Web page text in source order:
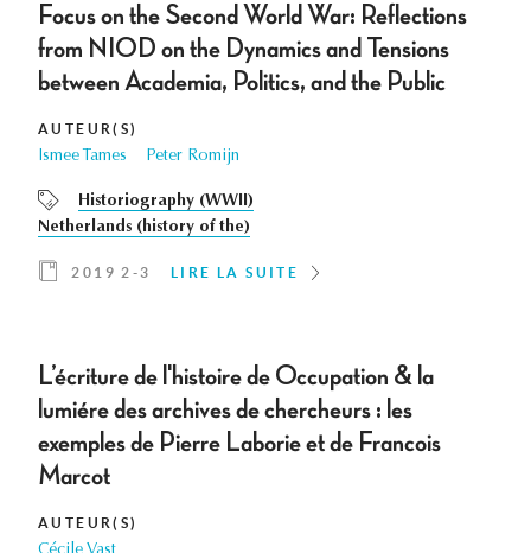
Focus on the Second World War: Reflections
from NIOD on the Dynamics and Tensions
between Academia, Politics, and the Public
AUTEUR(S)
Ismee Tames Peter Romijn
Historiography (WWII)
Netherlands (history of the)
2019 2-3 LIRE LA SUITE
L’écriture de l'histoire de Occupation & la
lumiére des archives de chercheurs : les
exemples de Pierre Laborie et de Francois
Marcot
AUTEUR(S)